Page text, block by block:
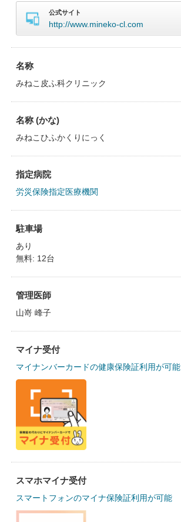
公式サイト
http://www.mineko-cl.com
名称
みねこ皮ふ科クリニック
名称 (かな)
みねこひふかくりにっく
指定病院
労災保険指定医療機関
駐車場
あり
無料: 12台
管理医師
山嵜 峰子
マイナ受付
マイナンバーカードの健康保険証利用が可能
スマホマイナ受付
スマートフォンのマイナ保険証利用が可能